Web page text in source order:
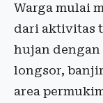
Warga mulai
dari aktivitas
hujan
longsor,
area